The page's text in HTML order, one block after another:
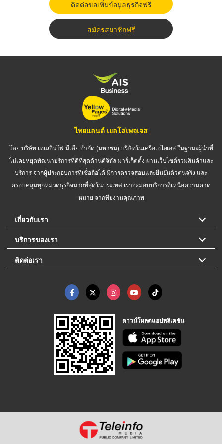
ติดต่อขอเพิ่มข้อมูลธุรกิจฟรี
สมัครสมาชิกฟรี
ไทยแลนด์ เยลโล่เพจเจส
โดย บริษัท เทเลอินโฟ มีเดีย จำกัด (มหาชน) บริษัทในเครือเอไอเอส ในฐานะผู้นำที่
ไม่เคยหยุดพัฒนาบริการที่ดีที่สุดด้านดิจิทัล มาร์เก็ตติ้ง ผ่านเว็บไซต์รวมสินค้าและ
บริการ จากผู้ประกอบการที่เชื่อถือได้ มีการตรวจสอบและยืนยันตัวตนจริง และ
ครอบคลุมทุกหมวดธุรกิจมากที่สุดในประเทศ เราจะมอบบริการที่เหนือความคาด
หมาย จากทีมงานคุณภาพ
เกี่ยวกับเรา
บริการของเรา
ติดต่อเรา
ดาวน์โหลดแอปพลิเคชัน